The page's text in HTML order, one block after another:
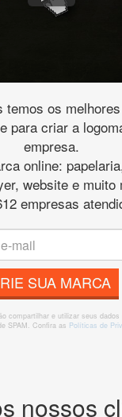
temos os
para criar a
empresa.
online:
website e muito
empresas
SUA MARCA
compartilhar e utilizar seus dados
SPAM. Confira as Políticas de
nossos